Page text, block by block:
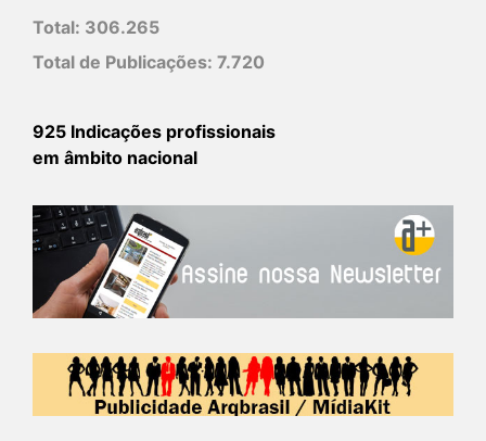
Total: 306.265
Total de Publicações: 7.720
925 Indicações profissionais
em âmbito nacional